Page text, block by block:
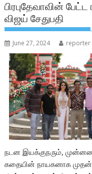
பிரபுதேவாவின்
விஜய் சேதுபதி
June 27, 2024 reporter
நடன இயக்குநரும், முன்னணி
கதையின் நாயகனாக